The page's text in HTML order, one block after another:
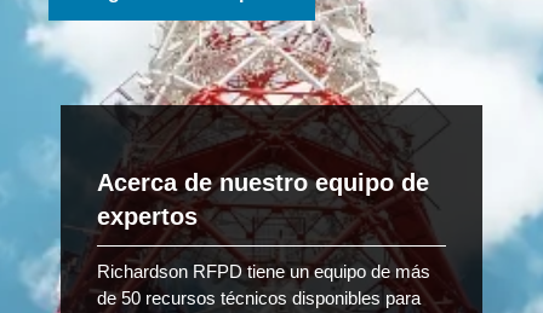
Acerca de nuestro equipo de
expertos
Richardson RFPD tiene un equipo de más
de 50 recursos técnicos disponibles para